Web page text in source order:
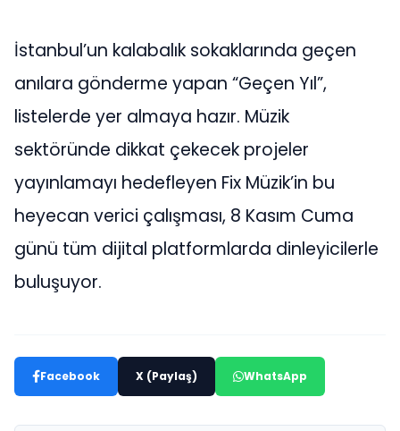
İstanbul’un kalabalık sokaklarında geçen
anılara gönderme yapan “Geçen Yıl”,
listelerde yer almaya hazır. Müzik
sektöründe dikkat çekecek projeler
yayınlamayı hedefleyen Fix Müzik’in bu
heyecan verici çalışması, 8 Kasım Cuma
günü tüm dijital platformlarda dinleyicilerle
buluşuyor.
Facebook X (Paylaş) WhatsApp